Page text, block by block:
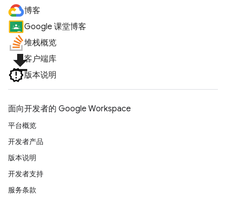
博客
Google 课堂博客
堆栈概览
file_download客户端库
版本说明
面向开发者的 Google Workspace
平台概览
开发者产品
版本说明
开发者支持
服务条款